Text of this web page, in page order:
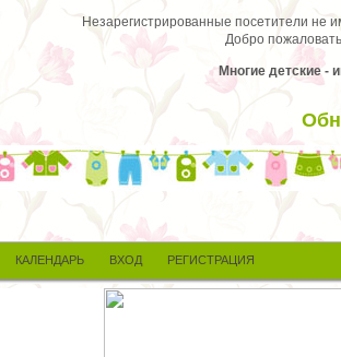
Незарегистрированные посетители не
Добро
Многие детские -
КАЛЕНДАРЬ ВХОД РЕГИСТРАЦИЯ